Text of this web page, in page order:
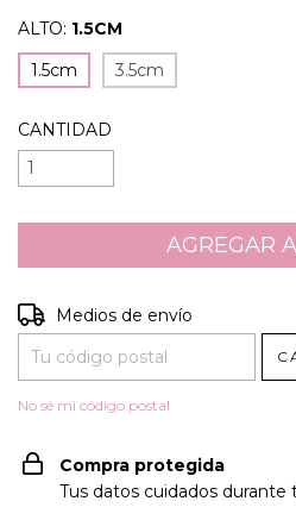
ALTO: 1.5CM
1.5cm
3.5cm
CANTIDAD
Entregas para el CP:
Medios de envío
No sé mi código postal
Compra protegida
Tus datos cuidados durante